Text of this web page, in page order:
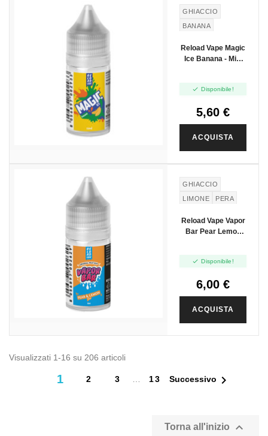
GHIACCIO
BANANA
Reload Vape Magic
Ice Banana - Mini
 Disponibile!
5,60 €
ACQUISTA
GHIACCIO
LIMONE
PERA
Reload Vape Vapor
Bar Pear Lemon
 Disponibile!
6,00 €
ACQUISTA
Visualizzati 1-16 su 206 articoli
1 2 3 … 13 Successivo 
Torna all'inizio 